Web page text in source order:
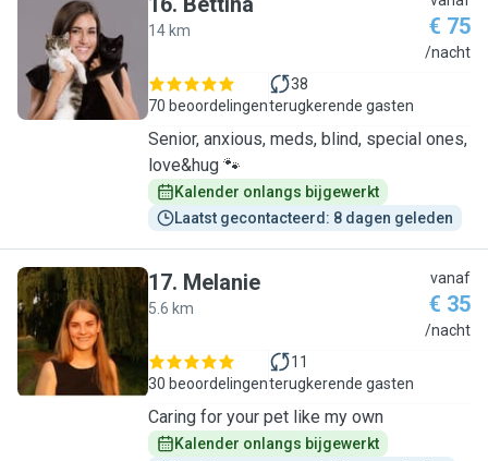
B
14 km € 75
/nacht
70 beoordelingen
38
terugkerende gasten
Senior, anxious, meds, blind, special ones,
love&hug 🐾
Kalender onlangs bijgewerkt
Laatst gecontacteerd: 8 dagen geleden
M
17. Melanie
5.6 km
vanaf
€ 35
/nacht
30 beoordelingen
11
terugkerende gasten
Caring for your pet like my own
Kalender onlangs bijgewerkt